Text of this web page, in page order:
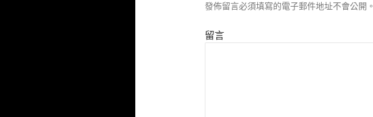
發佈留言必須填寫的電子郵件地址不會公開。
留言